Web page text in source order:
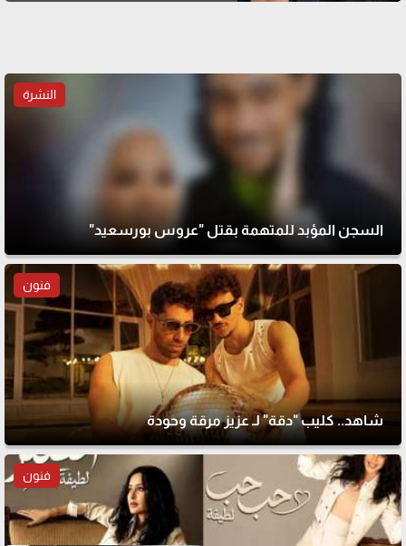
النشرة
السجن المؤبد للمتهمة بقتل "عروس بورسعيد"
فنون
شاهد.. كليب "دقة" لـ عزيز مرقة وحودة
فنون